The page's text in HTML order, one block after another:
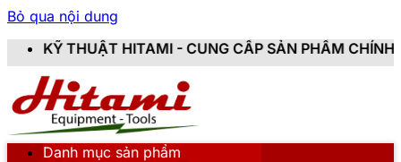
Bỏ qua nội dung
- CUNG CẤP SẢN PHẨM CHÍNH HÃNG, MỚI 100%,
Danh mục sản phẩm